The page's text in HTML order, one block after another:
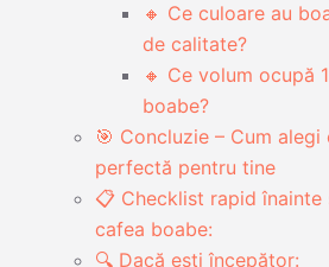
🔸 Ce culoare au
de calitate?
🔸 Ce volum ocupă
boabe?
🎯 Concluzie – Cum
perfectă pentru tine
📋 Checklist rapid înainte
cafea boabe:
🔍 Dacă ești începător: